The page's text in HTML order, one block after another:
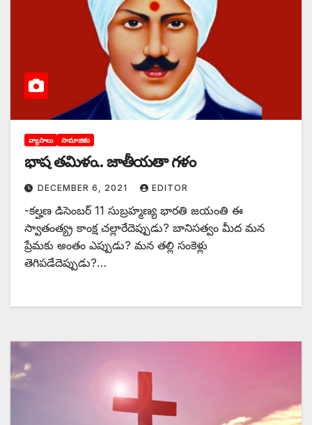
వ్యాసాలు సామాజికం
భాష తమిళం.. జాతీయతా గళం
DECEMBER 6, 2021 EDITOR
-కల్హణ డిసెంబర్‌ 11 సుబ్రహ్మణ్య భారతి జయంతి ఈ
స్వాతంత్య్ర కాంక్ష చల్లారేదెప్పుడు? బానిసత్వం మీద మన
ప్రేమకు అంతం ఎప్పుడు? మన తల్లి సంకెళ్లు
తెగిపడేదెప్పుడు?…